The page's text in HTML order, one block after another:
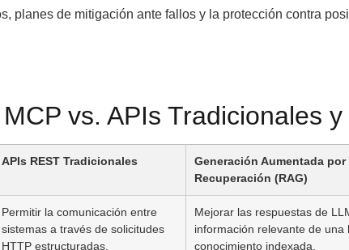
planes de mitigación ante fallos y la protección contra
vs. APIs Tradicionales
APIs REST Tradicionales
Generación Aumentada por
Recuperación (RAG)
Permitir la comunicación entre
sistemas a través de solicitudes
HTTP estructuradas.
Mejorar las respuestas de
información relevante de una
conocimiento indexada.